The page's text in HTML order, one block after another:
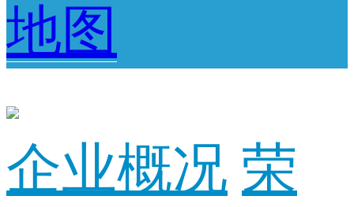
地图
企业概况 荣